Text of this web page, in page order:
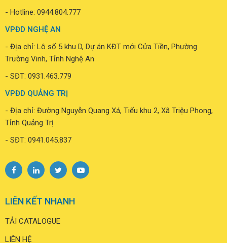
- Hotline: 0944.804.777
VPĐD NGHỆ AN
- Địa chỉ: Lô số 5 khu D, Dự án KĐT mới Cửa Tiền, Phường
Trường Vinh, Tỉnh Nghệ An
- SĐT: 0931.463.779
VPĐD QUẢNG TRỊ
- Địa chỉ: Đường Nguyễn Quang Xá, Tiểu khu 2, Xã Triệu Phong,
Tỉnh Quảng Trị
- SĐT: 0941.045.837
LIÊN KẾT NHANH
TẢI CATALOGUE
LIÊN HỆ